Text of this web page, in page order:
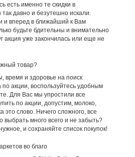
есть именно те скидки в
давно и безутешно искали.
и вперед в ближайший к Вам
будьте бдительны и внимательно
акция уже закончилась или еще не
товар?
время и здоровье на поиск
акции, воспользуйтесь удобным
Для Вас мы упростили все
по акции, допустим, молоко,
это слово. Ничего сложного, все
выбрать много всего и не забыть?
и сохраняйте список покупок!
во благо